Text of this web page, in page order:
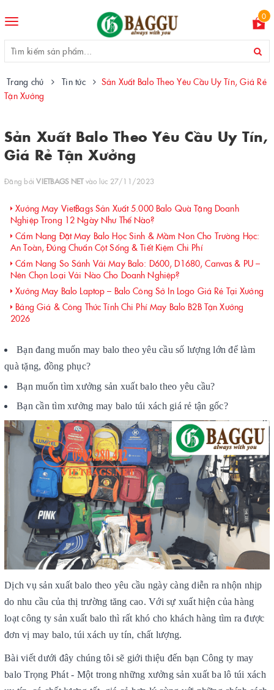
Toggle
0
Trang chủ Tin tức
Sản Xuất Balo Theo Yêu Cầu Uy Tín, Giá Rẻ
Tận Xưởng
Sản Xuất Balo Theo Yêu Cầu Uy Tín,
Giá Rẻ Tận Xưởng
Đăng bởiVIETBAGS NETvào lúc 27/11/2023
Xưởng May VietBags Sản Xuất 5.000 Balo Quà Tặng Doanh
Nghiệp Trong 12 Ngày Như Thế Nào?
Cẩm Nang Đặt May Balo Học Sinh & Mầm Non Cho Trường Học:
An Toàn, Đúng Chuẩn Cột Sống & Tiết Kiệm Chi Phí
Cẩm Nang So Sánh Vải May Balo: D600, D1680, Canvas & PU –
Nên Chọn Loại Vải Nào Cho Doanh Nghiệp?
Xưởng May Balo Laptop – Balo Công Sở In Logo Giá Rẻ Tại Xưởng
Bảng Giá & Công Thức Tính Chi Phí May Balo B2B Tận Xưởng
2026
Bạn đang muốn may balo theo yêu cầu số lượng lớn để làm
quà tặng, đồng phục?
Bạn muốn tìm xưởng sản xuất balo theo yêu cầu?
Bạn cần tìm xưởng may balo túi xách giá rẻ tận gốc?
Dịch vụ sản xuất balo theo yêu cầu ngày càng diễn ra nhộn nhịp
do nhu cầu của thị trường tăng cao. Với sự xuất hiện của hàng
loạt công ty sản xuất balo thì rất khó cho khách hàng tìm ra được
đơn vị may balo, túi xách uy tín, chất lượng.
Bài viết dưới đây chúng tôi sẽ giới thiệu đến bạn Công ty may
balo Trọng Phát - Một trong những xưởng sản xuất ba lô túi xách